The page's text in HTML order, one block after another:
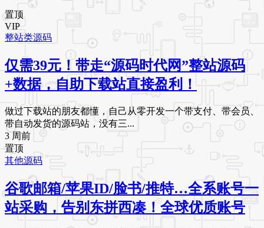
置顶
VIP
整站类源码
仅需39元！带走“源码时代网”整站源码
+数据，自助下载站直接盈利！
做过下载站的朋友都懂，自己从零开发一个带支付、带会员、
带自动发货的源码站，没有三...
3 周前
置顶
其他源码
谷歌邮箱/苹果ID/脸书/推特…全系账号一
站采购，告别东拼西凑！全球优质账号